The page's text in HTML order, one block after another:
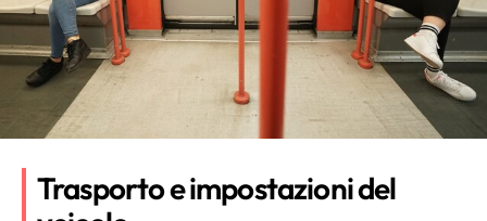
Trasporto e impostazioni del